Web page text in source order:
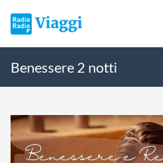
Benessere 2 notti